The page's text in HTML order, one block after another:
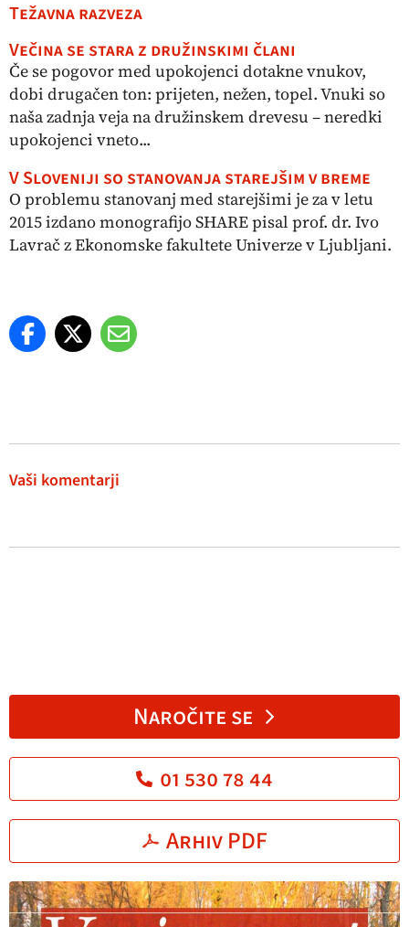
Težavna razveza
Večina se stara z družinskimi člani
Če se pogovor med upokojenci dotakne vnukov,
dobi drugačen ton: prijeten, nežen, topel. Vnuki so
naša zadnja veja na družinskem drevesu – neredki
upokojenci vneto...
V Sloveniji so stanovanja starejšim v breme
O problemu stanovanj med starejšimi je za v letu
2015 izdano monografijo SHARE pisal prof. dr. Ivo
Lavrač z Ekonomske fakultete Univerze v Ljubljani.
Vaši komentarji
Naročite se
01 530 78 44
Arhiv PDF